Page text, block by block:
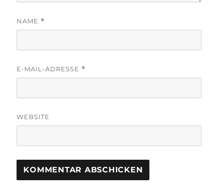
NAME *
E-MAIL-ADRESSE *
WEBSITE